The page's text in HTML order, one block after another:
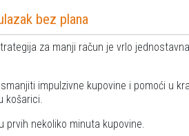
bez plana
za manji račun je vrlo
impulzivne kupovine i pomoći u
košarici.
prvih nekoliko minuta kupovine.